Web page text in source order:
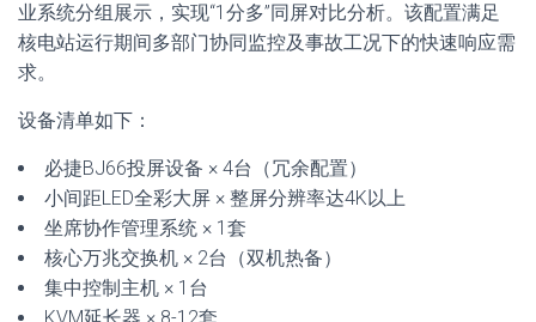
业系统分组展示，实现“1分多”同屏对比分析。该配置满足
核电站运行期间多部门协同监控及事故工况下的快速响应需
求。
设备清单如下：
必捷BJ66投屏设备 × 4台（冗余配置）
小间距LED全彩大屏 × 整屏分辨率达4K以上
坐席协作管理系统 × 1套
核心万兆交换机 × 2台（双机热备）
集中控制主机 × 1台